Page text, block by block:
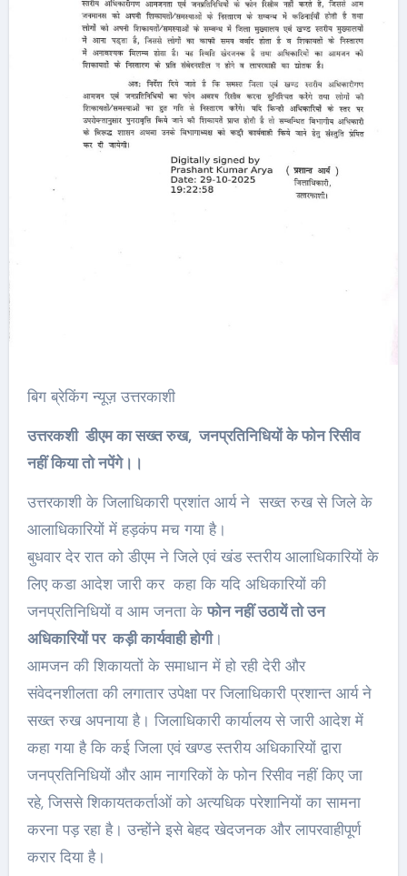
बिग ब्रेकिंग न्यूज़ उत्तरकाशी
उत्तरकशी डीएम का सख्त रुख, जनप्रतिनिधियों के फोन रिसीव
नहीं किया तो नपेंगे।।
उत्तरकाशी के जिलाधिकारी प्रशांत आर्य ने सख्त रुख से जिले के
आलाधिकारियों में हड़कंप मच गया है।
बुधवार देर रात को डीएम ने जिले एवं खंड स्तरीय आलाधिकारियों के
लिए कडा आदेश जारी कर कहा कि यदि अधिकारियों की
जनप्रतिनिधियों व आम जनता केफोन नहीं उठायें तो उन
अधिकारियों पर कड़ी कार्यवाही होगी।
आमजन की शिकायतों के समाधान में हो रही देरी और
संवेदनशीलता की लगातार उपेक्षा पर जिलाधिकारी प्रशान्त आर्य ने
सख्त रुख अपनाया है। जिलाधिकारी कार्यालय से जारी आदेश में
कहा गया है कि कई जिला एवं खण्ड स्तरीय अधिकारियों द्वारा
जनप्रतिनिधियों और आम नागरिकों के फोन रिसीव नहीं किए जा
रहे, जिससे शिकायतकर्ताओं को अत्यधिक परेशानियों का सामना
करना पड़ रहा है। उन्होंने इसे बेहद खेदजनक और लापरवाहीपूर्ण
करार दिया है।